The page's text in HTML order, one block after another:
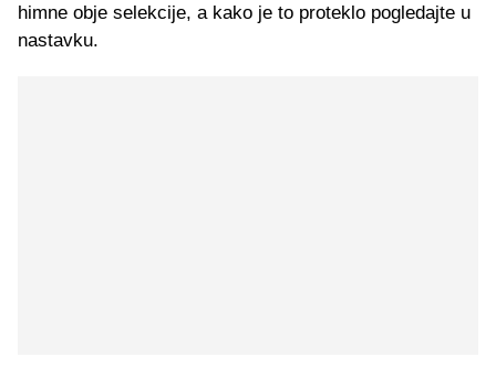
himne obje selekcije, a kako je to proteklo pogledajte u
nastavku.